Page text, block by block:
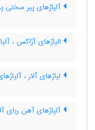
آلیاژهای پیر سختی
الیاژهای آژاکس ،
لیاژهای آلار ،
آلیاژهای آهن ربای